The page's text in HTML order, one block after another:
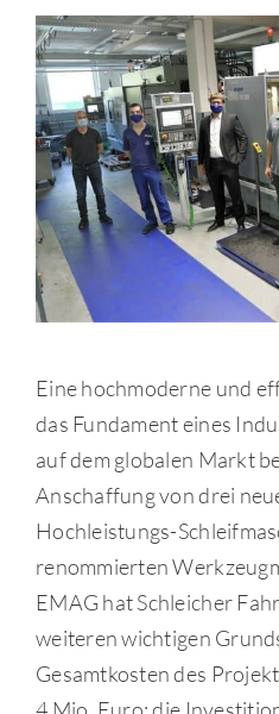
Qualität – Nachhaltigkeit
Karriere
Eine hochmoderne und
das Fundament eines
auf dem globalen Markt
Anschaffung von drei
Hochleistungs-
renommierten
EMAG hat Schleicher
weiteren wichtigen
Gesamtkosten des